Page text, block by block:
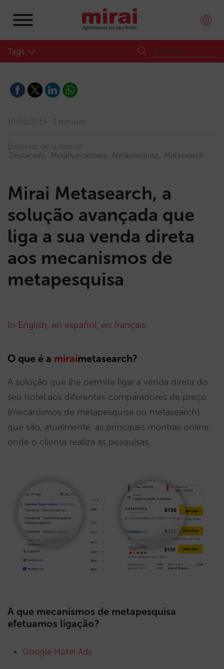
Tags
10/09/2019 2 minutos
Etiquetas de la noticia:
Destacado
Metabuscadores Metapesquisa Metasearch
Mirai Metasearch, a
solução avançada que
liga a sua venda direta
aos mecanismos de
metapesquisa
In English, en español, en français.
O que é a miraimetasearch?
A solução que lhe permite ligar a venda direta do
seu hotel aos diferentes comparadores de preço
(mecanismos de metapesquisa ou metasearch)
que são, atualmente, as principais montras online
onde o cliente realiza as pesquisas.
A que mecanismos de metapesquisa
efetuamos ligação?
Google Hotel Ads